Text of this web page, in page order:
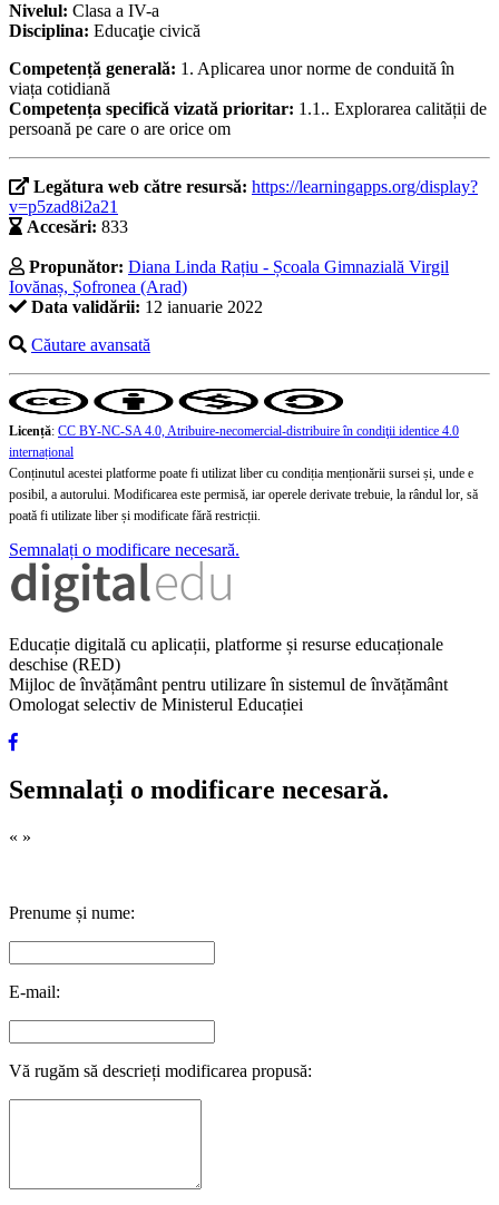
Nivelul: Clasa a IV-a
Disciplina: Educaţie civică
Competență generală: 1. Aplicarea unor norme de conduită în
viața cotidiană
Competența specifică vizată prioritar: 1.1.. Explorarea calității de
persoană pe care o are orice om
Legătura web către resursă: https://learningapps.org/display?
v=p5zad8i2a21
Accesări: 833
Propunător: Diana Linda Rațiu - Școala Gimnazială Virgil
Iovănaș, Șofronea (Arad)
Data validării: 12 ianuarie 2022
Căutare avansată
Licență: CC BY-NC-SA 4.0, Atribuire-necomercial-distribuire în condiţii identice 4.0
internațional
Conținutul acestei platforme poate fi utilizat liber cu condiția menționării sursei și, unde e
posibil, a autorului. Modificarea este permisă, iar operele derivate trebuie, la rândul lor, să
poată fi utilizate liber și modificate fără restricții.
Semnalați o modificare necesară.
Educație digitală cu aplicații, platforme și resurse educaționale
deschise (RED)
Mijloc de învățământ pentru utilizare în sistemul de învățământ
Omologat selectiv de Ministerul Educației
Semnalați o modificare necesară.
« »
Prenume și nume:
E-mail:
Vă rugăm să descrieți modificarea propusă: